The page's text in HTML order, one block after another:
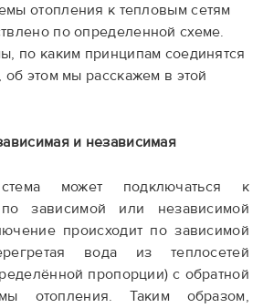
отопления к тепловым сетям
по определенной схеме.
по каким принципам соединятся
этом мы расскажем в этой
и независимая
может подключаться к
зависимой или независимой
происходит по зависимой
вода из теплосетей
пропорции) с обратной
отопления. Таким образом,